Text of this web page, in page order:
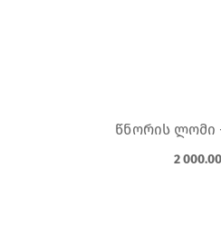
წნორის ლომი
2 000.00